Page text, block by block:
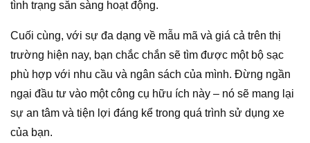
tình trạng sẵn sàng hoạt động.
Cuối cùng, với sự đa dạng về mẫu mã và giá cả trên thị
trường hiện nay, bạn chắc chắn sẽ tìm được một bộ sạc
phù hợp với nhu cầu và ngân sách của mình. Đừng ngần
ngại đầu tư vào một công cụ hữu ích này – nó sẽ mang lại
sự an tâm và tiện lợi đáng kể trong quá trình sử dụng xe
của bạn.